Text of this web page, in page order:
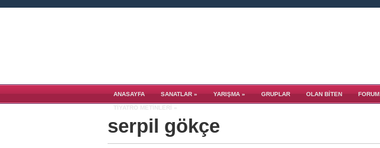
ANASAYFA SANATLAR» YARIŞMA» GRUPLAR OLAN BITEN FORUM
TIYATRO METINLERI »
serpil gökçe